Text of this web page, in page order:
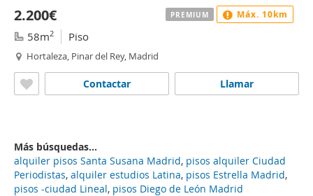
2.200€
58m2 Piso
Hortaleza, Pinar del Rey, Madrid
Llamar
Contactar
PREMIUM Máx. 10km
Más búsquedas...
alquiler pisos Santa Susana Madrid, pisos alquiler Ciudad
Periodistas, alquiler estudios Latina, pisos Estrella Madrid,
pisos -ciudad Lineal, pisos Diego de León Madrid